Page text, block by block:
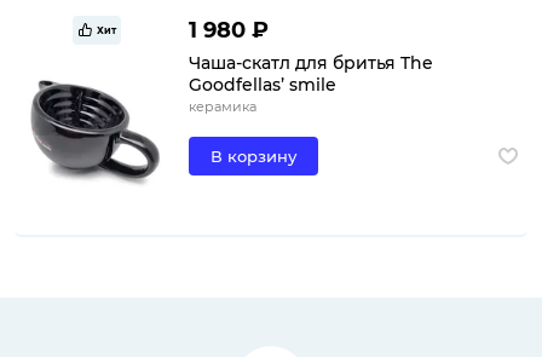
Хит 1 980 ₽
Чаша-скатл для бритья The
Goodfellas’ smile
керамика
В корзину